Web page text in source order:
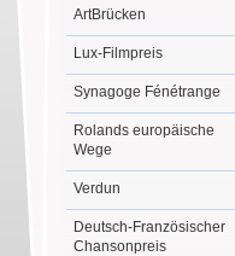
ArtBrücken
Lux-Filmpreis
Synagoge Fénétrange
Rolands europäische
Wege
Verdun
Deutsch-Französischer
Chansonpreis